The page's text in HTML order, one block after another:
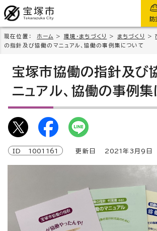
防
現在位置： ホーム > 環境・まちづくり > まちづくり >
の指針及び協働のマニュアル、協働の事例集について
宝塚市協働の指針及び
ニュアル、協働の事例
ID 1001161 更新日 2021年3月9日